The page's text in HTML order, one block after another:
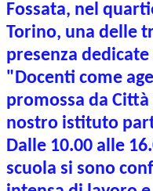
Fossata, nel
Torino, una delle
presenza
"Docenti come
promossa da
nostro istituto
Dalle 10.00 alle
scuola si sono